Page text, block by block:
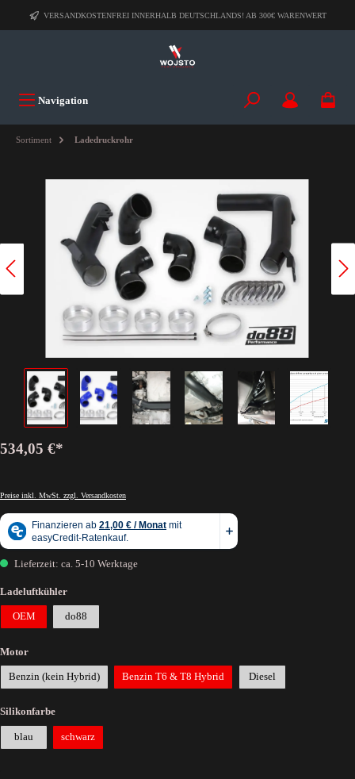
VERSANDKOSTENFREI INNERHALB DEUTSCHLANDS! AB 300€ WARENWERT
Navigation
Sortiment Ladedruckrohr
534,05 €*
Preise inkl. MwSt. zzgl. Versandkosten
Lieferzeit: ca. 5-10 Werktage
Ladeluftkühler
OEM do88
Motor
Benzin (kein Hybrid) Benzin T6 & T8 Hybrid Diesel
Silikonfarbe
blau schwarz